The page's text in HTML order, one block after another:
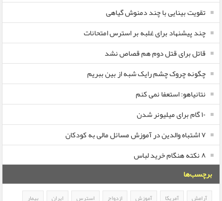
تقویت بینایی با چند دمنوش گیاهی
چند پیشنهاد برای غلبه بر استرس امتحانات
قاتل برای قتل دوم هم قصاص نشد
چگونه چروک چشم رایک شبه از بین ببریم
نتانیاهو: استعفا نمی کنم
۱۰ گام برای میلیونر شدن
۷ اشتباه والدین در آموزش مسائل مالی به کودکان
۸ نکته هنگام خرید لباس
برچسب‌ها
آرامش آمریکا آموزش ازدواج استرس ایران بیمار